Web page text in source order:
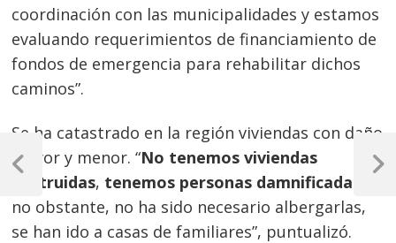
coordinación con las municipalidades y estamos
evaluando requerimientos de financiamiento de
fondos de emergencia para rehabilitar dichos
caminos”.
Se ha catastrado en la región viviendas con daño
mayor y menor. “No tenemos viviendas
destruidas, tenemos personas damnificadas,
no obstante, no ha sido necesario albergarlas,
se han ido a casas de familiares”, puntualizó.
Navegación
de
entradas
Previous
Next